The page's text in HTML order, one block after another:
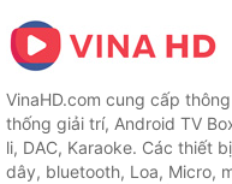
VinaHD.com cung cấp
thống giải trí, Android TV
li, DAC, Karaoke. Các thiết
dây, bluetooth, Loa, Micro,